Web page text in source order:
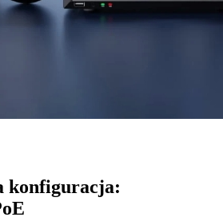
konfiguracja: